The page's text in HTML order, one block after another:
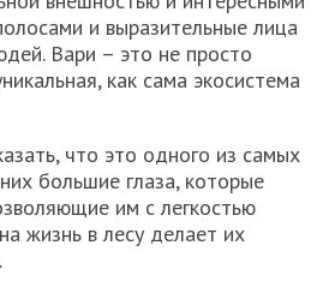
и выразительные лица
Вари – это не просто
как сама экосистема
что это одного из самых
большие глаза, которые
им с легкостью
жизнь в лесу делает их